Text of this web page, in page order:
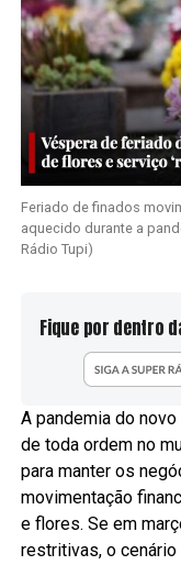
Feriado de finados
aquecido durante a
Rádio Tupi)
Fique por dentro
A pandemia do
de toda ordem no
para manter os
movimentação
e flores. Se em
restritivas, o